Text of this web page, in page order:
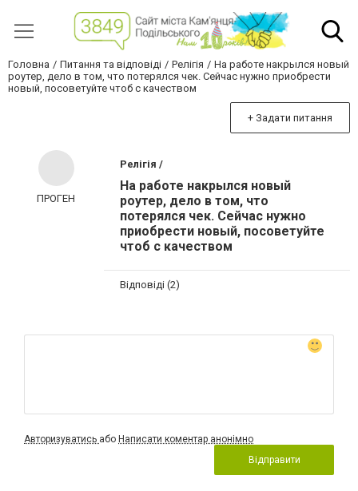
Головна Питання та відповіді Релігія
На работе накрылся новый
роутер, дело в том, что потерялся чек. Сейчас нужно приобрести
новый, посоветуйте чтоб с качеством
+ Задати питання
ПРОГЕН
Релігія /
На работе накрылся новый
роутер, дело в том, что
потерялся чек. Сейчас нужно
приобрести новый, посоветуйте
чтоб с качеством
Відповіді (2)
Авторизуватись або Написати коментар анонімно
Відправити